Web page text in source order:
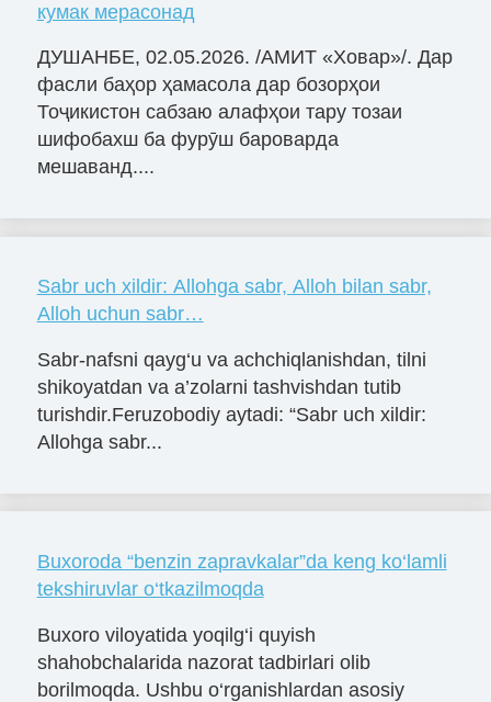
кумак мерасонад
ДУШАНБЕ, 02.05.2026. /АМИТ «Ховар»/. Дар
фасли баҳор ҳамасола дар бозорҳои
Тоҷикистон сабзаю алафҳои тару тозаи
шифобахш ба фурӯш бароварда
мешаванд....
Sabr uch xildir: Allohga sabr, Alloh bilan sabr,
Alloh uchun sabr…
Sabr-nafsni qayg‘u va achchiqlanishdan, tilni
shikoyatdan va a’zolarni tashvishdan tutib
turishdir.Feruzobodiy aytadi: “Sabr uch xildir:
Allohga sabr...
Buxoroda “benzin zapravkalar”da keng ko‘lamli
tekshiruvlar o‘tkazilmoqda
Buxoro viloyatida yoqilg‘i quyish
shahobchalarida nazorat tadbirlari olib
borilmoqda. Ushbu o‘rganishlardan asosiy